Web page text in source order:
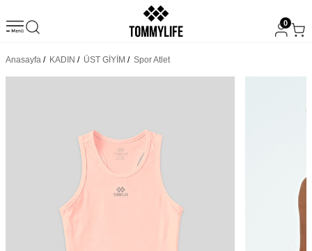
0
Anasayfa / KADIN / ÜST GİYİM / Spor Atlet